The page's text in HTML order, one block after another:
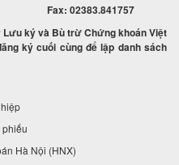
02383.841757
Lưu ký và Bù trừ Chứng khoán Việt
ký cuối cùng để lập danh sách
phiếu
Hà Nội (HNX)